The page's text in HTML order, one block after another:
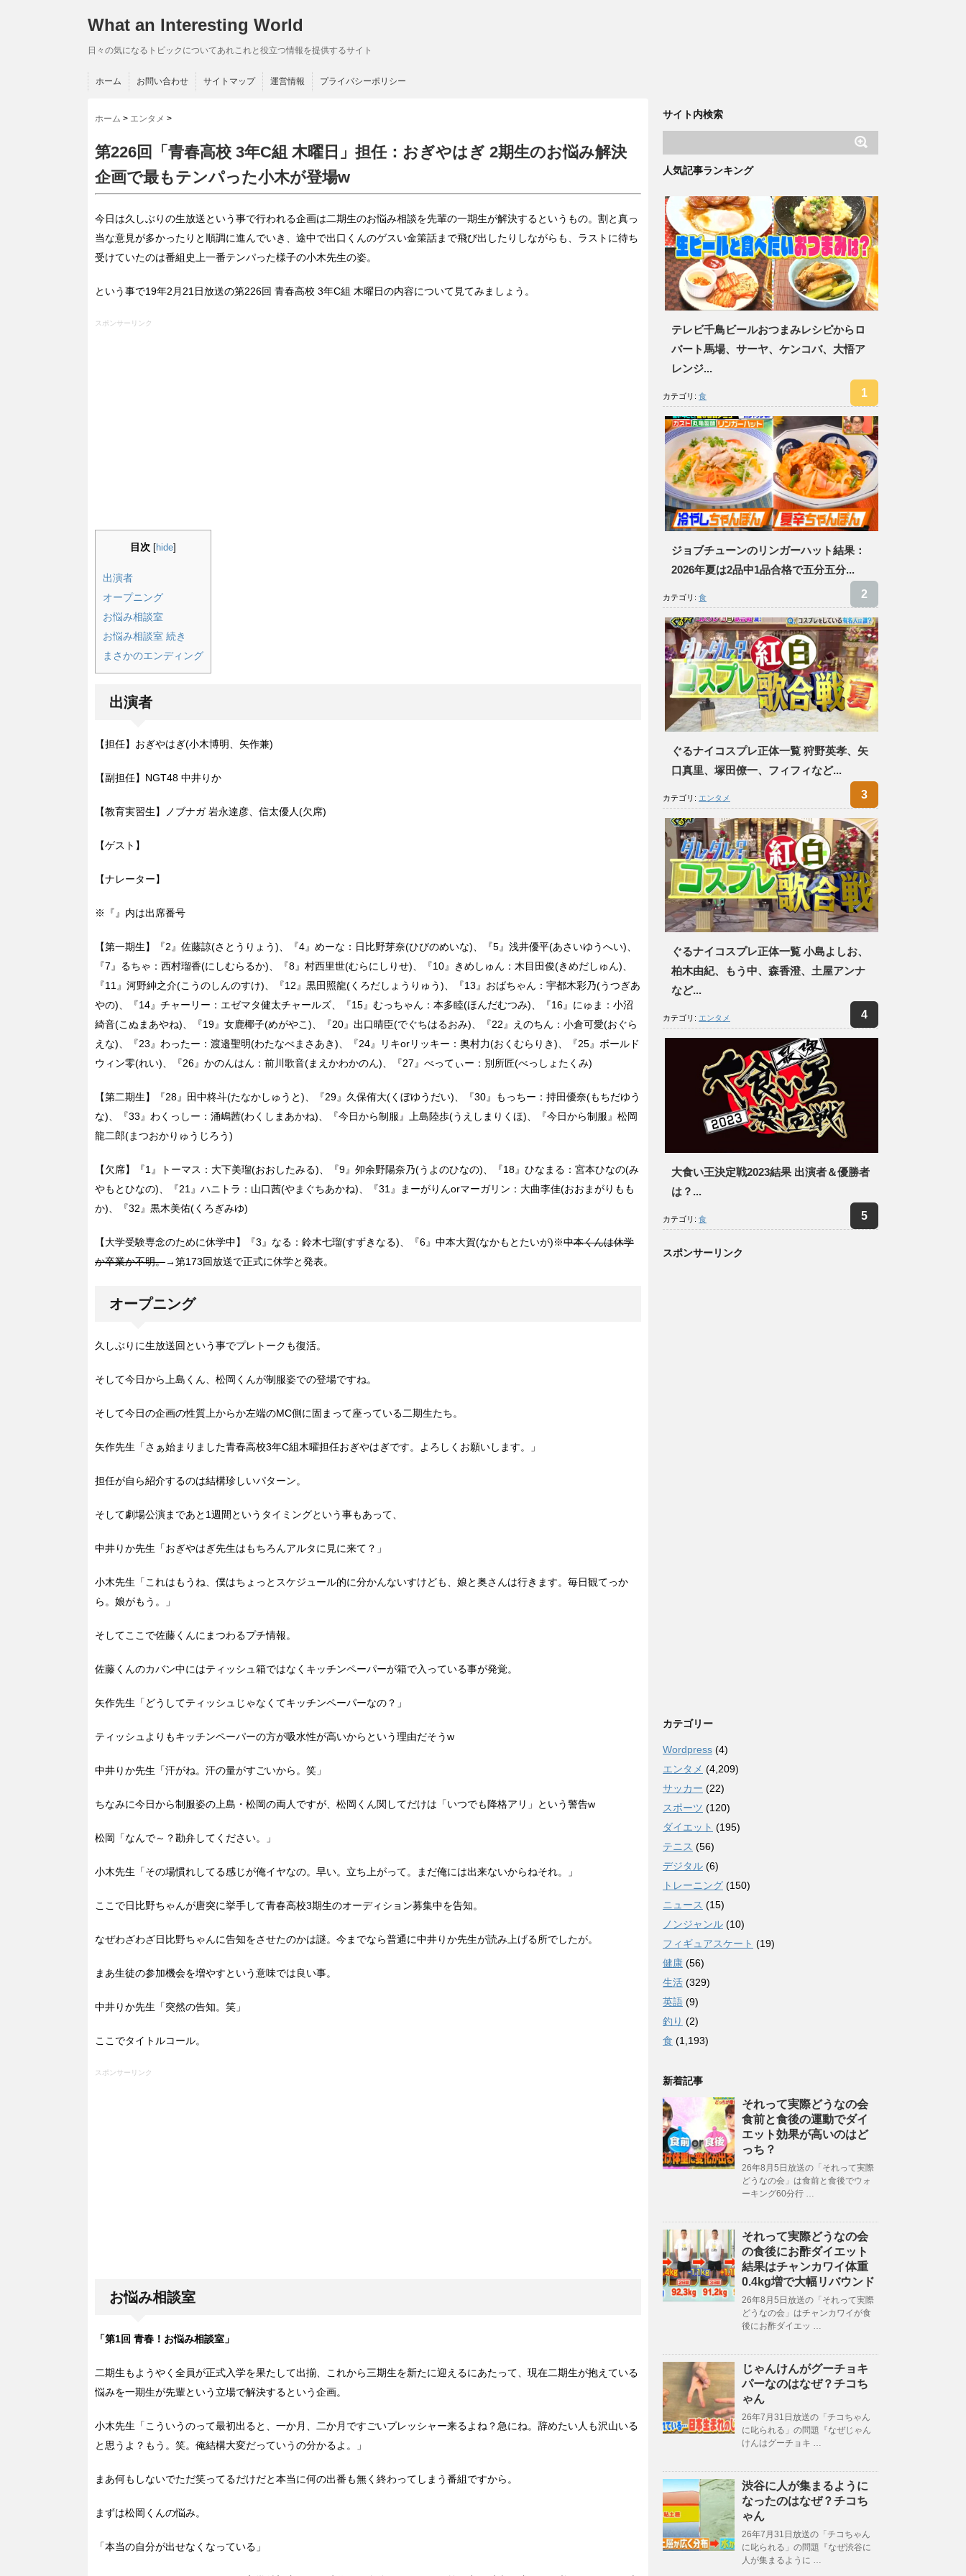
What an Interesting World
日々の気になるトピックについてあれこれと役立つ情報を提供するサイト
ホーム お問い合わせ サイトマップ 運営情報 プライバシーポリシー
ホーム > エンタメ >
第226回「青春高校 3年C組 木曜日」担任：おぎやはぎ 2期生のお悩み解決
企画で最もテンパった小木が登場w
今日は久しぶりの生放送という事で行われる企画は二期生のお悩み相談を先輩の一期生が解決するというもの。割と真っ
当な意見が多かったりと順調に進んでいき、途中で出口くんのゲスい金策話まで飛び出したりしながらも、ラストに待ち
受けていたのは番組史上一番テンパった様子の小木先生の姿。
という事で19年2月21日放送の第226回 青春高校 3年C組 木曜日の内容について見てみましょう。
スポンサーリンク
目次 [hide]
出演者
オープニング
お悩み相談室
お悩み相談室 続き
まさかのエンディング
出演者
【担任】おぎやはぎ(小木博明、矢作兼)
【副担任】NGT48 中井りか
【教育実習生】ノブナガ 岩永達彦、信太優人(欠席)
【ゲスト】
【ナレーター】
※『』内は出席番号
【第一期生】『2』佐藤諒(さとうりょう)、『4』めーな：日比野芽奈(ひびのめいな)、『5』浅井優平(あさいゆうへい)、
『7』るちゃ：西村瑠香(にしむらるか)、『8』村西里世(むらにしりせ)、『10』きめしゅん：木目田俊(きめだしゅん)、
『11』河野紳之介(こうのしんのすけ)、『12』黒田照龍(くろだしょうりゅう)、『13』おばちゃん：宇都木彩乃(うつぎあ
やの)、『14』チャーリー：エゼマタ健太チャールズ、『15』むっちゃん：本多睦(ほんだむつみ)、『16』にゅま：小沼
綺音(こぬまあやね)、『19』女鹿椰子(めがやこ)、『20』出口晴臣(でぐちはるおみ)、『22』えのちん：小倉可愛(おぐら
えな)、『23』わったー：渡邉聖明(わたなべまさあき)、『24』リキorリッキー：奥村力(おくむらりき)、『25』ボールド
ウィン零(れい)、『26』かのんはん：前川歌音(まえかわかのん)、『27』べってぃー：別所匠(べっしょたくみ)
【第二期生】『28』田中柊斗(たなかしゅうと)、『29』久保侑大(くぼゆうだい)、『30』もっちー：持田優奈(もちだゆう
な)、『33』わくっしー：涌嶋茜(わくしまあかね)、『今日から制服』上島陸歩(うえしまりくほ)、『今日から制服』松岡
龍二郎(まつおかりゅうじろう)
【欠席】『1』トーマス：大下美瑠(おおしたみる)、『9』夘余野陽奈乃(うよのひなの)、『18』ひなまる：宮本ひなの(み
やもとひなの)、『21』ハニトラ：山口茜(やまぐちあかね)、『31』まーがりんorマーガリン：大曲李佳(おおまがりもも
か)、『32』黒木美佑(くろぎみゆ)
【大学受験専念のために休学中】『3』なる：鈴木七瑠(すずきなる)、『6』中本大賀(なかもとたいが)※中本くんは休学
か卒業か不明。→第173回放送で正式に休学と発表。
オープニング
久しぶりに生放送回という事でプレトークも復活。
そして今日から上島くん、松岡くんが制服姿での登場ですね。
そして今日の企画の性質上からか左端のMC側に固まって座っている二期生たち。
矢作先生「さぁ始まりました青春高校3年C組木曜担任おぎやはぎです。よろしくお願いします。」
担任が自ら紹介するのは結構珍しいパターン。
そして劇場公演まであと1週間というタイミングという事もあって、
中井りか先生「おぎやはぎ先生はもちろんアルタに見に来て？」
小木先生「これはもうね、僕はちょっとスケジュール的に分かんないすけども、娘と奥さんは行きます。毎日観てっか
ら。娘がもう。」
そしてここで佐藤くんにまつわるプチ情報。
佐藤くんのカバン中にはティッシュ箱ではなくキッチンペーパーが箱で入っている事が発覚。
矢作先生「どうしてティッシュじゃなくてキッチンペーパーなの？」
ティッシュよりもキッチンペーパーの方が吸水性が高いからという理由だそうw
中井りか先生「汗がね。汗の量がすごいから。笑」
ちなみに今日から制服姿の上島・松岡の両人ですが、松岡くん関してだけは「いつでも降格アリ」という警告w
松岡「なんで～？勘弁してください。」
小木先生「その場慣れしてる感じが俺イヤなの。早い。立ち上がって。まだ俺には出来ないからねそれ。」
ここで日比野ちゃんが唐突に挙手して青春高校3期生のオーディション募集中を告知。
なぜわざわざ日比野ちゃんに告知をさせたのかは謎。今までなら普通に中井りか先生が読み上げる所でしたが。
まあ生徒の参加機会を増やすという意味では良い事。
中井りか先生「突然の告知。笑」
ここでタイトルコール。
スポンサーリンク
お悩み相談室
「第1回 青春！お悩み相談室」
二期生もようやく全員が正式入学を果たして出揃、これから三期生を新たに迎えるにあたって、現在二期生が抱えている
悩みを一期生が先輩という立場で解決するという企画。
小木先生「こういうのって最初出ると、一か月、二か月ですごいプレッシャー来るよね？急にね。辞めたい人も沢山いる
と思うよ？もう。笑。俺結構大変だっていうの分かるよ。」
まあ何もしないでただ笑ってるだけだと本当に何の出番も無く終わってしまう番組ですから。
まずは松岡くんの悩み。
「本当の自分が出せなくなっている」
サイト内検索
人気記事ランキング
テレビ千鳥ビールおつまみレシピからロ
バート馬場、サーヤ、ケンコバ、大悟ア
レンジ...
カテゴリ: 食
ジョブチューンのリンガーハット結果：
2026年夏は2品中1品合格で五分五分...
カテゴリ: 食
ぐるナイコスプレ正体一覧 狩野英孝、矢
口真里、塚田僚一、フィフィなど...
カテゴリ: エンタメ
ぐるナイコスプレ正体一覧 小島よしお、
柏木由紀、もう中、森香澄、土屋アンナ
など...
カテゴリ: エンタメ
大食い王決定戦2023結果 出演者＆優勝者
は？...
カテゴリ: 食
スポンサーリンク
カテゴリー
Wordpress (4)
エンタメ (4,209)
サッカー (22)
スポーツ (120)
ダイエット (195)
テニス (56)
デジタル (6)
トレーニング (150)
ニュース (15)
ノンジャンル (10)
フィギュアスケート (19)
健康 (56)
生活 (329)
英語 (9)
釣り (2)
食 (1,193)
新着記事
それって実際どうなの会
食前と食後の運動でダイ
エット効果が高いのはど
っち？
26年8月5日放送の「それって実際
どうなの会」は食前と食後でウォ
ーキング60分行 …
それって実際どうなの会
の食後にお酢ダイエット
結果はチャンカワイ体重
0.4kg増で大幅リバウンド
26年8月5日放送の「それって実際
どうなの会」はチャンカワイが食
後にお酢ダイエッ …
じゃんけんがグーチョキ
パーなのはなぜ？チコち
ゃん
26年7月31日放送の「チコちゃん
に叱られる」の問題『なぜじゃん
けんはグーチョキ …
渋谷に人が集まるように
なったのはなぜ？チコち
ゃん
26年7月31日放送の「チコちゃん
に叱られる」の問題『なぜ渋谷に
人が集まるように …